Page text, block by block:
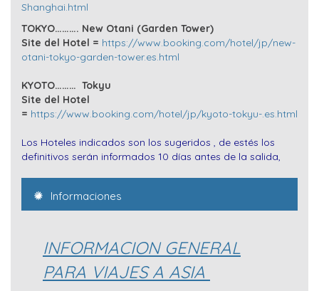
Shanghai.html
TOKYO………. New Otani (Garden Tower)
Site del Hotel = https://www.booking.com/hotel/jp/new-
otani-tokyo-garden-tower.es.html
KYOTO……… Tokyu
Site del Hotel
= https://www.booking.com/hotel/jp/kyoto-tokyu-.es.html
Los Hoteles indicados son los sugeridos , de estés los
definitivos serán informados 10 días antes de la salida,
Informaciones
INFORMACION GENERAL
PARA VIAJES A ASIA